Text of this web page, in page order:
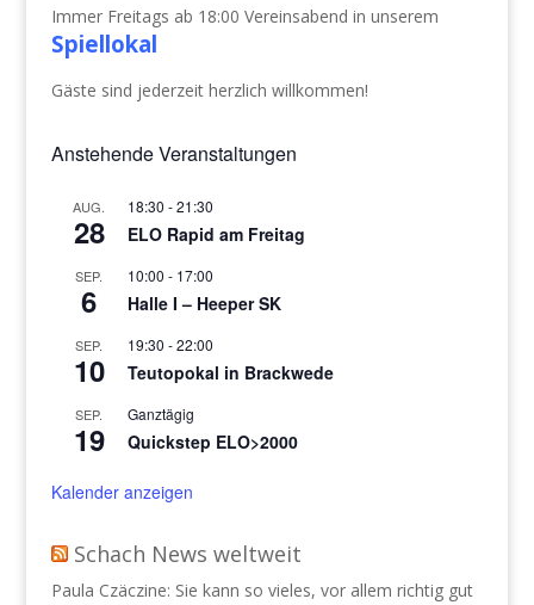
Immer Freitags ab 18:00 Vereinsabend in unserem
Spiellokal
Gäste sind jederzeit herzlich willkommen!
Anstehende Veranstaltungen
AUG.
28
18:30 -21:30
ELO Rapid am Freitag
SEP.
6
10:00 - 17:00
Halle I – Heeper SK
SEP.
10
19:30 -22:00
Teutopokal in Brackwede
SEP.
19
Ganztägig
Quickstep ELO>2000
Kalender anzeigen
Schach News weltweit
Paula Czäczine: Sie kann so vieles, vor allem richtig gut